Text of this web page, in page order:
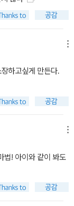
스는 책 전체에 걸쳐
법적이고, 우리가 그
린 아름다움이다.
자연적 주술과 무대
동을 우리에게 전하
만 세대 전 할
짓기할 수 없었을
상의 어떤 신화보다
로운 점은, 이것이
킨스는 말
다, 기적보다 더 마법
하고싶게 만든다.
법! 아이와 같이 봐도